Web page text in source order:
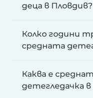
деца в Пловдив?
Колко години
средната
Каква е
детегледачка